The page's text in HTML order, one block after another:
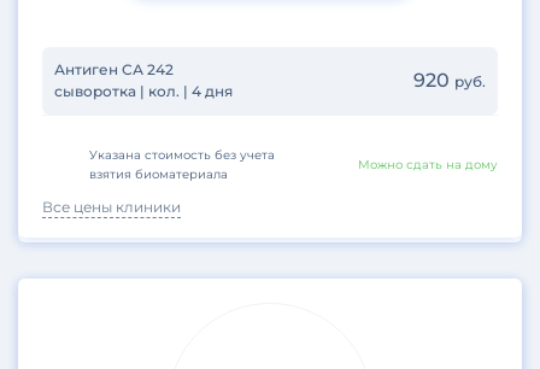
Антиген СА 242
сыворотка | кол. | 4 дня
920 руб.
Все цены клиники
Указана стоимость без учета
взятия биоматериала
Можно сдать на дому